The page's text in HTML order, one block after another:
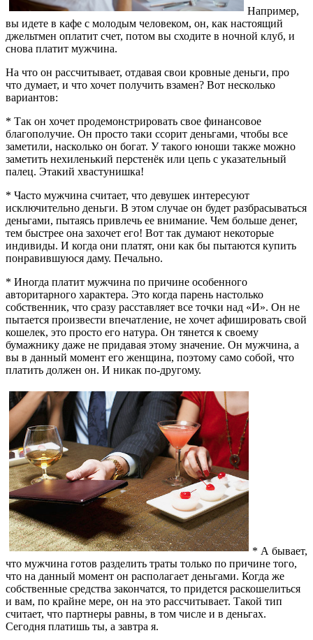
Например,
вы идете в кафе с молодым человеком, он, как настоящий
джельтмен оплатит счет, потом вы сходите в ночной клуб, и
снова платит мужчина.
На что он рассчитывает, отдавая свои кровные деньги, про
что думает, и что хочет получить взамен? Вот несколько
вариантов:
* Так он хочет продемонстрировать свое финансовое
благополучие. Он просто таки ссорит деньгами, чтобы все
заметили, насколько он богат. У такого юноши также можно
заметить нехиленький перстенёк или цепь с указательный
палец. Этакий хвастунишка!
* Часто мужчина считает, что девушек интересуют
исключительно деньги. В этом случае он будет разбрасываться
деньгами, пытаясь привлечь ее внимание. Чем больше денег,
тем быстрее она захочет его! Вот так думают некоторые
индивиды. И когда они платят, они как бы пытаются купить
понравившуюся даму. Печально.
* Иногда платит мужчина по причине особенного
авторитарного характера. Это когда парень настолько
собственник, что сразу расставляет все точки над «И». Он не
пытается произвести впечатление, не хочет афишировать свой
кошелек, это просто его натура. Он тянется к своему
бумажнику даже не придавая этому значение. Он мужчина, а
вы в данный момент его женщина, поэтому само собой, что
платить должен он. И никак по-другому.
* А бывает,
что мужчина готов разделить траты только по причине того,
что на данный момент он располагает деньгами. Когда же
собственные средства закончатся, то придется раскошелиться
и вам, по крайне мере, он на это рассчитывает. Такой тип
считает, что партнеры равны, в том числе и в деньгах.
Сегодня платишь ты, а завтра я.